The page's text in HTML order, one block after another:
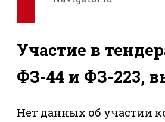
Участие в
ФЗ-44 и ФЗ-223,
Нет данных об участии